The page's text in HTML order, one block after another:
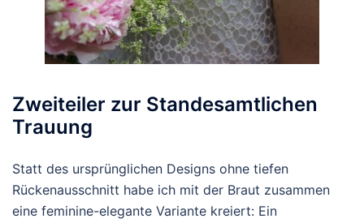
Zweiteiler zur Standesamtlichen
Trauung
Statt des ursprünglichen Designs ohne tiefen
Rückenausschnitt habe ich mit der Braut zusammen
eine feminine-elegante Variante kreiert: Ein